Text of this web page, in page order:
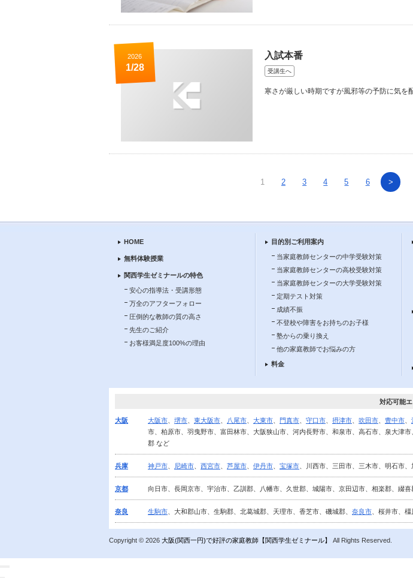
2026
1/28
入試本番
受講生へ
寒さが厳しい時期ですが風邪等の予防に気を
1 2 3 4 5 6 >
HOME
無料体験授業
関西学生ゼミナールの特色
安心の指導法・受講形態
万全のアフターフォロー
圧倒的な教師の質の高さ
先生のご紹介
お客様満足度100%の理由
目的別ご利用案内
当家庭教師センターの中学受験対策
当家庭教師センターの高校受験対策
当家庭教師センターの大学受験対策
定期テスト対策
成績不振
不登校や障害をお持ちのお子様
塾からの乗り換え
他の家庭教師でお悩みの方
料金
対応可能
大阪 大阪市 堺市 東大阪市 八尾市 大東市 門真市 守口市 摂津市 吹田市 豊中市
市、柏原市、羽曳野市、富田林市、大阪狭山市、河内長野市、和泉市、高石市、泉大津
郡 など
兵庫 神戸市 尼崎市 西宮市 芦屋市 伊丹市 宝塚市 、川西市、三田市、三木市、明石市
京都 向日市、長岡京市、宇治市、乙訓郡、八幡市、久世郡、城陽市、京田辺市、相楽郡、綴喜
奈良 生駒市 、大和郡山市、生駒郡、北葛城郡、天理市、香芝市、磯城郡、 奈良市 、桜井市、
Copyright © 2026 大阪(関西一円)で好評の家庭教師【関西学生ゼミナール】 All Rights Reserved.